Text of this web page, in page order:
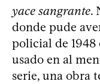
yace sangrante.
donde pude
policial de
usado en al
serie, una obra